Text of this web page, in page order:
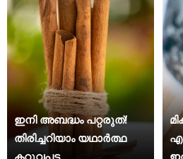
ഇനി അബദ്ധം പറ്റരുത്!
തിരിച്ചറിയാം യഥാര്‍ത്ഥ